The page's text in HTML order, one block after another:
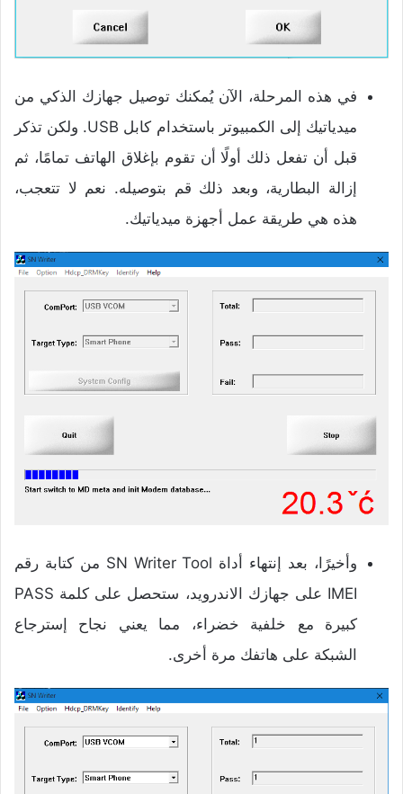
في هذه المرحلة، الآن يُمكنك توصيل جهازك الذكي من
ميدياتيك إلى الكمبيوتر باستخدام كابل USB. ولكن تذكر
قبل أن تفعل ذلك أولًا أن تقوم بإغلاق الهاتف تمامًا، ثم
إزالة البطارية، وبعد ذلك قم بتوصيله. نعم لا تتعجب،
هذه هي طريقة عمل أجهزة ميدياتيك.
وأخيرًا، بعد إنتهاء أداة SN Writer Tool من كتابة رقم
IMEI على جهازك الاندرويد، ستحصل على كلمة PASS
كبيرة مع خلفية خضراء، مما يعني نجاح إسترجاع
الشبكة على هاتفك مرة أخرى.